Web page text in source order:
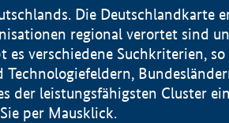
Die
regional verortet sind
verschiedene Suchkriterien,
der leistungsfähigsten Cluster
per Mausklick.